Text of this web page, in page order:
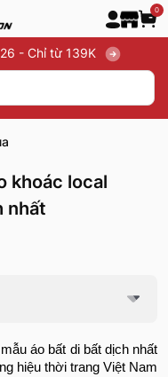
0
- Chỉ từ 139K
khoác local
nhất
áo bất di bất dịch nhất
hiệu thời trang Việt Nam